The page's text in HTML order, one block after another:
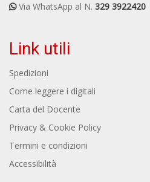
Via WhatsApp al N. 329 3922420
Link utili
Spedizioni
Come leggere i digitali
Carta del Docente
Privacy & Cookie Policy
Termini e condizioni
Accessibilità